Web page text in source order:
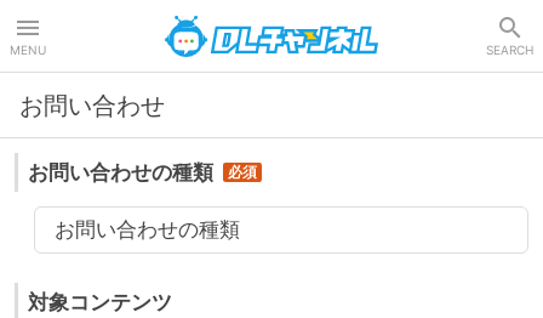
MENU SEARCH
お問い合わせ
お問い合わせの種類
お問い合わせの種類
対象コンテンツ